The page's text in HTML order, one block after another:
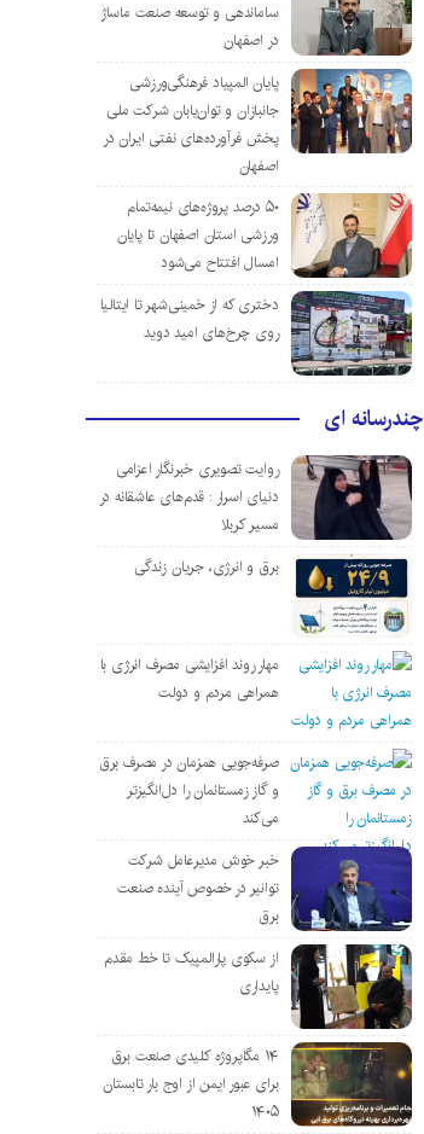
ساماندهی و توسعه صنعت ماساژ
در اصفهان
پایان المپیاد فرهنگی‌ورزشی
جانبازان و توان‌یابان شرکت ملی
پخش فرآورده‌های نفتی ایران در
اصفهان
۵۰ درصد پروژه‌های نیمه‌تمام
ورزشی استان اصفهان تا پایان
امسال افتتاح می‌شود
دختری که از خمینی‌شهر تا ایتالیا
روی چرخ‌های امید دوید
چندرسانه ای
روایت تصویری خبرنگار اعزامی
دنیای اسرار : قدم‌های عاشقانه در
مسیر کربلا
برق و انرژی، جریان زندگی
مهار روند افزایشی مصرف انرژی با
همراهی مردم و دولت
صرفه‌جویی همزمان در مصرف برق
و گاز زمستانمان را دل‌انگیزتر
می‌کند
خبر خوش مدیرعامل شرکت
توانیر در خصوص آینده صنعت
برق
از سکوی پارالمپیک تا خط مقدم
پایداری
۱۴ مگاپروژه‌ کلیدی صنعت برق
برای عبور ایمن از اوج بار تابستان
۱۴۰۵